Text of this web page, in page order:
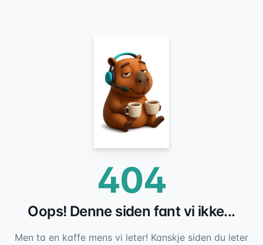
404
Oops! Denne siden fant vi ikke...
Men ta en kaffe mens vi leter! Kanskje siden du leter